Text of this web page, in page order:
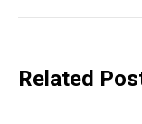
Related